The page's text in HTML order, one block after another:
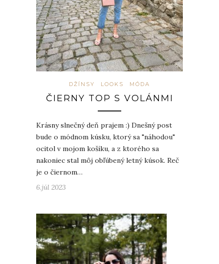
DŽÍNSY LOOKS MÓDA
ČIERNY TOP S VOLÁNMI
Krásny slnečný deň prajem :) Dnešný post
bude o módnom kúsku, ktorý sa "náhodou"
ocitol v mojom košíku, a z ktorého sa
nakoniec stal môj obľúbený letný kúsok. Reč
je o čiernom…
6.júl 2023